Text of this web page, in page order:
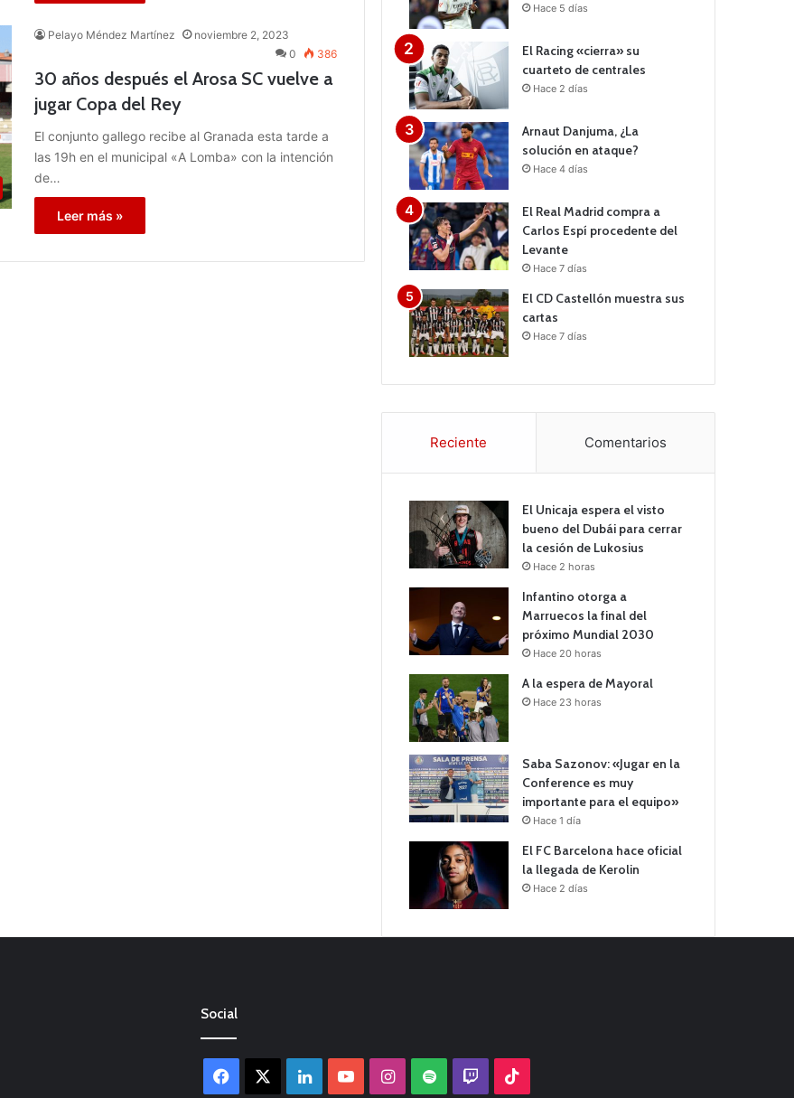
Pelayo Méndez Martínez
noviembre 2, 2023
0
386
30 años después el Arosa SC vuelve a
jugar Copa del Rey
El conjunto gallego recibe al Granada esta tarde a
las 19h en el municipal «A Lomba» con la intención
de…
Leer más »
Hace 5 días
El Racing «cierra» su
cuarteto de centrales
Hace 2 días
Arnaut Danjuma, ¿La
solución en ataque?
Hace 4 días
El Real Madrid compra a
Carlos Espí procedente del
Levante
Hace 7 días
El CD Castellón muestra sus
cartas
Hace 7 días
Reciente Comentarios
El Unicaja espera el visto
bueno del Dubái para cerrar
la cesión de Lukosius
Hace 2 horas
Infantino otorga a
Marruecos la final del
próximo Mundial 2030
Hace 20 horas
A la espera de Mayoral
Hace 23 horas
Saba Sazonov: «Jugar en la
Conference es muy
importante para el equipo»
Hace 1 día
El FC Barcelona hace oficial
la llegada de Kerolin
Hace 2 días
Social
Facebook LinkedInYouTubeInstagram
Spotify Twitch